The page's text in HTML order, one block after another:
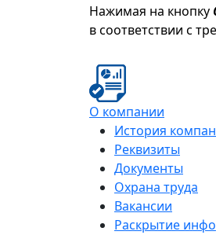
Нажимая на кнопку
в соответствии с
О компании
История
Реквизиты
Документы
Охрана труда
Вакансии
Раскрытие